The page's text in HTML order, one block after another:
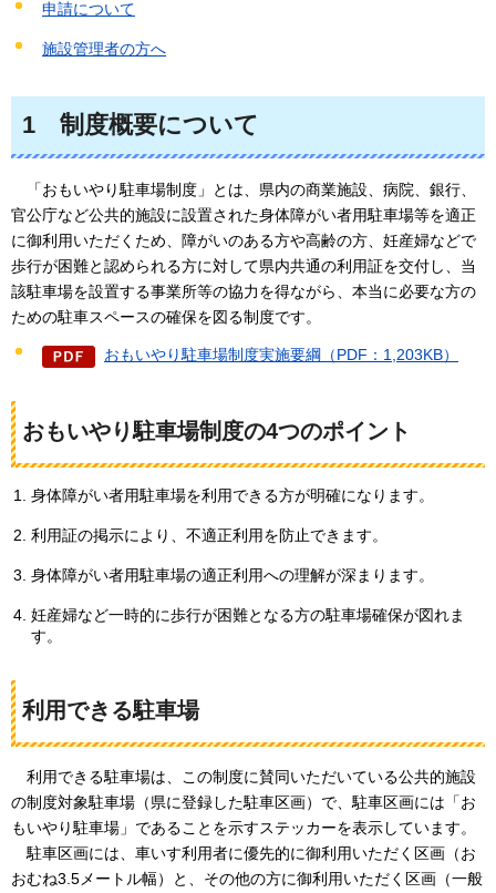
申請について
施設管理者の方へ
1 制度概要について
「おもいやり駐車場制度」とは、県内の商業施設、病院、銀行、
官公庁など公共的施設に設置された身体障がい者用駐車場等を適正
に御利用いただくため、障がいのある方や高齢の方、妊産婦などで
歩行が困難と認められる方に対して県内共通の利用証を交付し、当
該駐車場を設置する事業所等の協力を得ながら、本当に必要な方の
ための駐車スペースの確保を図る制度です。
おもいやり駐車場制度実施要綱（PDF：1,203KB）
おもいやり駐車場制度の4つのポイント
身体障がい者用駐車場を利用できる方が明確になります。
利用証の掲示により、不適正利用を防止できます。
身体障がい者用駐車場の適正利用への理解が深まります。
妊産婦など一時的に歩行が困難となる方の駐車場確保が図れま
す。
利用できる駐車場
利用できる駐車場は、この制度に賛同いただいている公共的施設
の制度対象駐車場（県に登録した駐車区画）で、駐車区画には「お
もいやり駐車場」であることを示すステッカーを表示しています。
駐車区画には、車いす利用者に優先的に御利用いただく区画（お
おむね3.5メートル幅）と、その他の方に御利用いただく区画（一般